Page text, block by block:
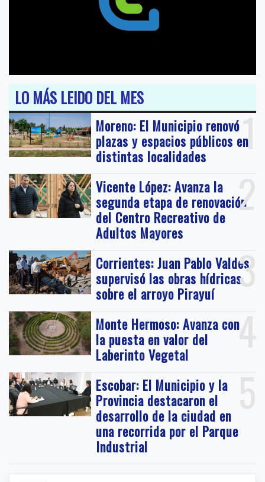
LO MÁS LEIDO DEL MES
1
Moreno: El Municipio renovó
plazas y espacios públicos en
distintas localidades
2
Vicente López: Avanza la
segunda etapa de renovación
del Centro Recreativo de
Adultos Mayores
3
Corrientes: Juan Pablo Valdés
supervisó las obras hídricas
sobre el arroyo Pirayuí
4
Monte Hermoso: Avanza con
la puesta en valor del
Laberinto Vegetal
5
Escobar: El Municipio y la
Provincia destacaron el
desarrollo de la ciudad en
una recorrida por el Parque
Industrial